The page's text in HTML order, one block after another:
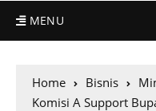
MENU
Home Bisnis
Komisi A Support